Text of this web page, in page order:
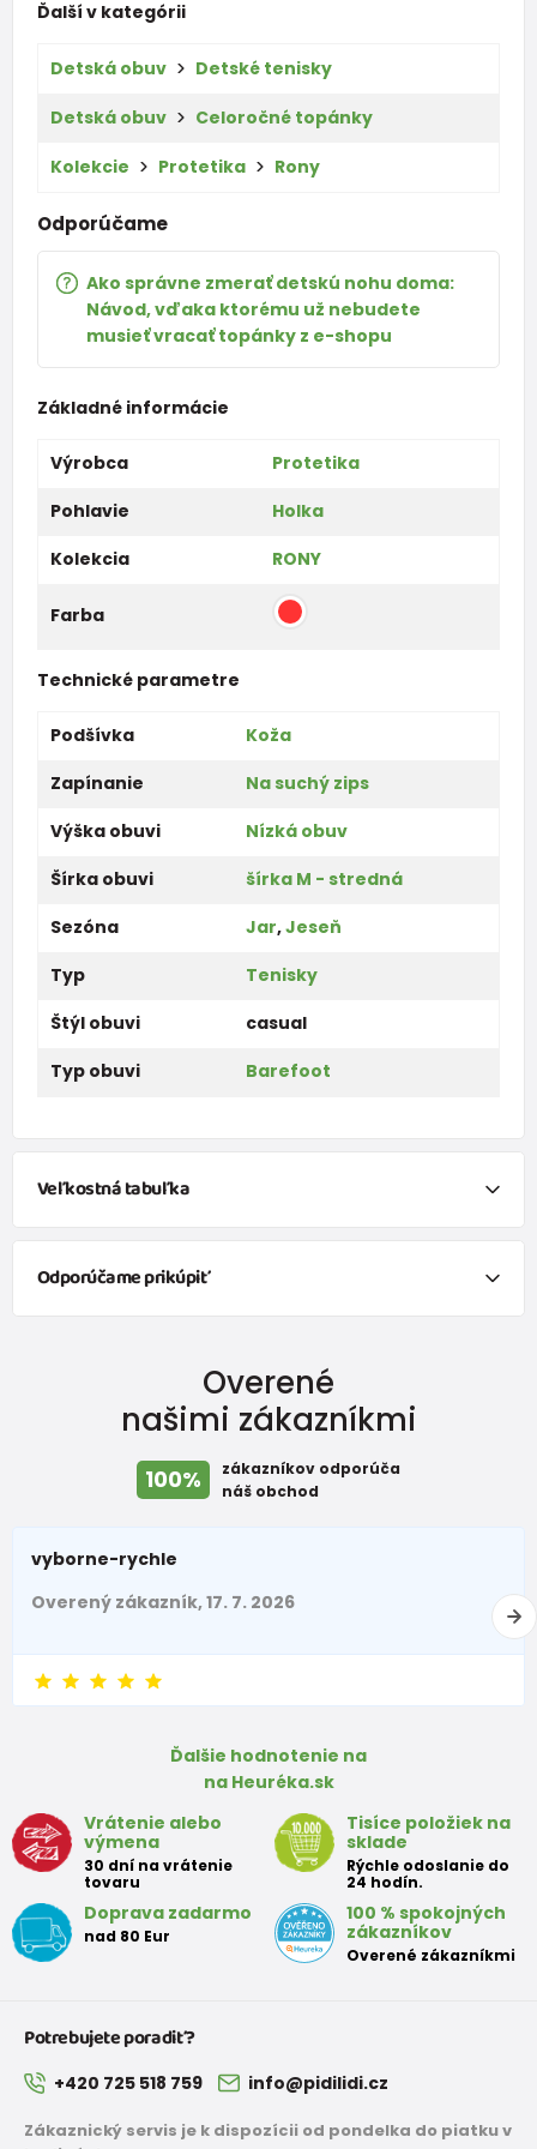
Ďalší v kategórii
Detská obuv Detské tenisky
Detská obuv Celoročné topánky
Kolekcie Protetika Rony
Odporúčame
Ako správne zmerať detskú nohu doma:
Návod, vďaka ktorému už nebudete
musieť vracať topánky z e-shopu
Základné informácie
Výrobca
Protetika
Pohlavie
Holka
Kolekcia
RONY
Farba
Technické parametre
Podšívka
Koža
Zapínanie
Na suchý zips
Výška obuvi
Nízká obuv
Šírka obuvi
šírka M - stredná
Sezóna
Jar,Jeseň
Typ
Tenisky
Štýl obuvi
casual
Typ obuvi
Barefoot
Veľkostná tabuľka
Odporúčame prikúpiť
s DPH
Skladem
FUNNY dievčenské ponožky - 3pack, Pidilidi, PD0134-01, dievča
Skladem
Overené
našimi zákazníkmi
100%
zákazníkov odporúča
náš obchod
vyborne-rychle
Overený zákazník, 17. 7. 2026
Ďalšie hodnotenie na
na Heuréka.sk
Vrátenie alebo
výmena
30 dní na vrátenie
tovaru
Tisíce položiek na
sklade
Rýchle odoslanie do
24 hodín.
Doprava zadarmo
nad 80 Eur
100 % spokojných
zákazníkov
Overené zákazníkmi
Potrebujete poradiť?
+420 725 518 759 info@pidilidi.cz
Zákaznický servis je k dispozícii od pondelka do piatku v